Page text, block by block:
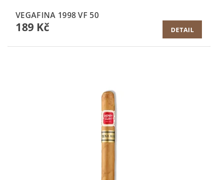
VEGAFINA 1998 VF 50
189 Kč DETAIL